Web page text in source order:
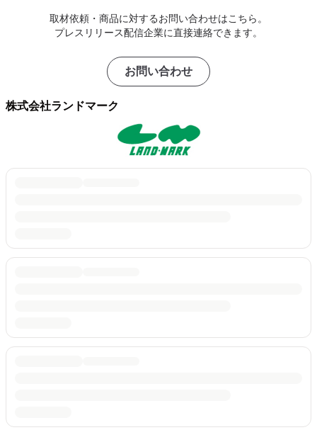
取材依頼・商品に対するお問い合わせはこちら。
プレスリリース配信企業に直接連絡できます。
お問い合わせ
株式会社ランドマーク